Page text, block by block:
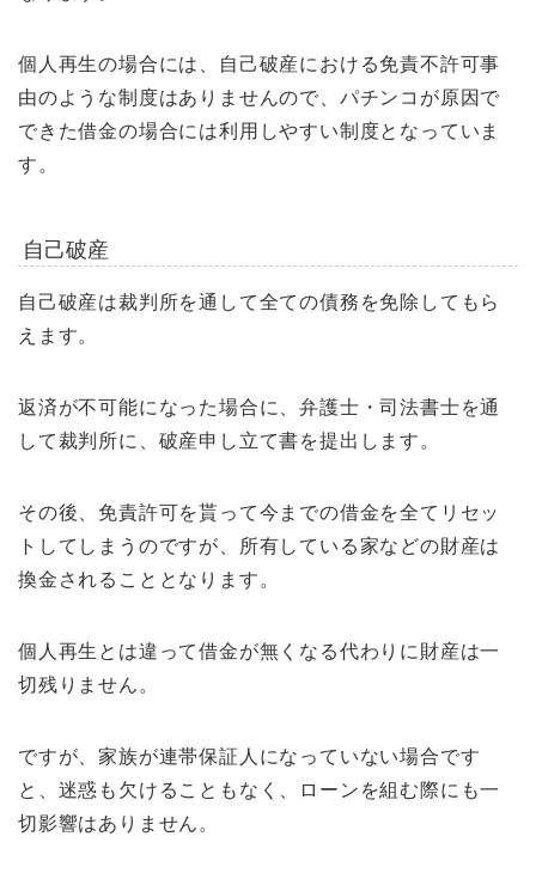
個人再生の場合には、自己破産における免責不許可事
由のような制度はありませんので、パチンコが原因で
できた借金の場合には利用しやすい制度となっていま
す。
自己破産
自己破産は裁判所を通して全ての債務を免除してもら
えます。
返済が不可能になった場合に、弁護士・司法書士を通
して裁判所に、破産申し立て書を提出します。
その後、免責許可を貰って今までの借金を全てリセッ
トしてしまうのですが、所有している家などの財産は
換金されることとなります。
個人再生とは違って借金が無くなる代わりに財産は一
切残りません。
ですが、家族が連帯保証人になっていない場合です
と、迷惑も欠けることもなく、ローンを組む際にも一
切影響はありません。